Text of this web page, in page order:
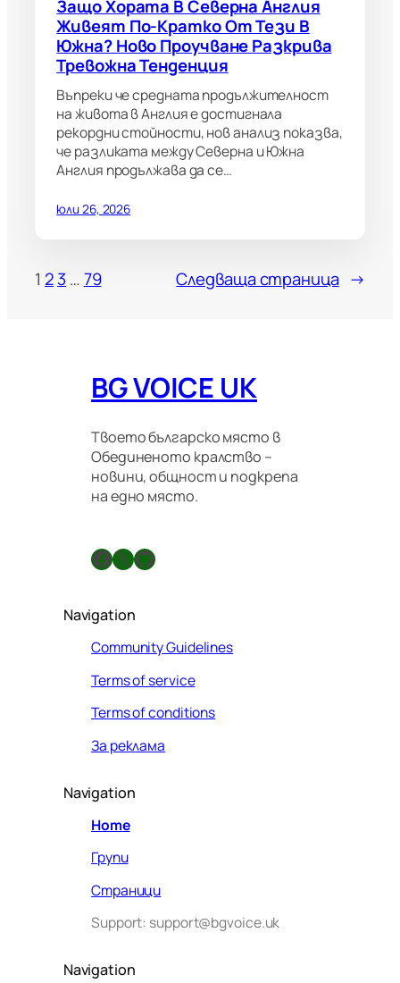
Защо Хората В Северна Англия
Живеят По-Кратко От Тези В
Южна? Ново Проучване Разкрива
Тревожна Тенденция
Въпреки че средната продължителност
на живота в Англия е достигнала
рекордни стойности, нов анализ показва,
че разликата между Северна и Южна
Англия продължава да се…
юли 26, 2026
1 23 …79 Следваща страница →
BG VOICE UK
Твоето българско място в
Обединеното кралство –
новини, общност и подкрепа
на едно място.
Facebook X GitHub
Navigation
Community Guidelines
Terms of service
Terms of conditions
За реклама
Navigation
Home
Групи
Страници
Support: support@bgvoice.uk
Navigation